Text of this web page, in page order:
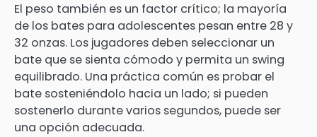
El peso también es un factor crítico; la mayoría
de los bates para adolescentes pesan entre 28 y
32 onzas. Los jugadores deben seleccionar un
bate que se sienta cómodo y permita un swing
equilibrado. Una práctica común es probar el
bate sosteniéndolo hacia un lado; si pueden
sostenerlo durante varios segundos, puede ser
una opción adecuada.